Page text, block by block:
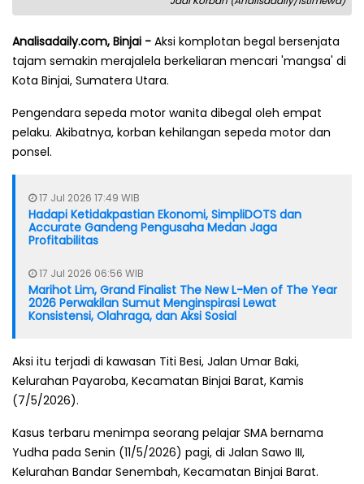
Analisadaily.com, Binjai - Aksi komplotan begal bersenjata
tajam semakin merajalela berkeliaran mencari 'mangsa' di
Kota Binjai, Sumatera Utara.
Pengendara sepeda motor wanita dibegal oleh empat
pelaku. Akibatnya, korban kehilangan sepeda motor dan
ponsel.
17 Jul 2026 17:49 WIB
Hadapi Ketidakpastian Ekonomi, SimpliDOTS dan
Accurate Gandeng Pengusaha Medan Jaga
Profitabilitas
17 Jul 2026 06:56 WIB
Marihot Lim, Grand Finalist The New L-Men of The Year
2026 Perwakilan Sumut Menginspirasi Lewat
Konsistensi, Olahraga, dan Aksi Sosial
Aksi itu terjadi di kawasan Titi Besi, Jalan Umar Baki,
Kelurahan Payaroba, Kecamatan Binjai Barat, Kamis
(7/5/2026).
Kasus terbaru menimpa seorang pelajar SMA bernama
Yudha pada Senin (11/5/2026) pagi, di Jalan Sawo III,
Kelurahan Bandar Senembah, Kecamatan Binjai Barat.